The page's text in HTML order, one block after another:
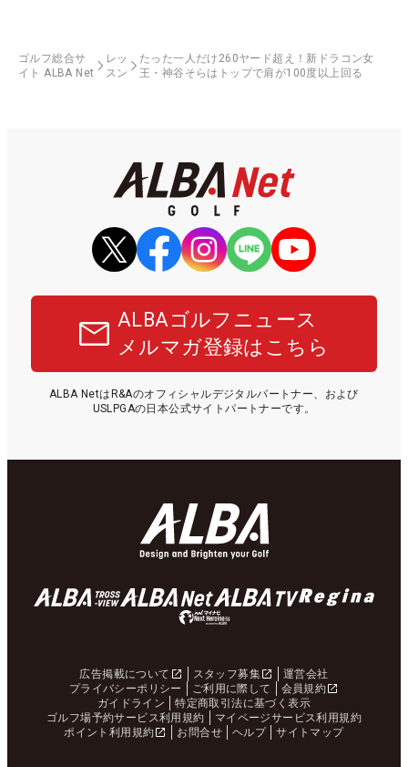
ゴルフ総合サ
イト ALBA Net
レッ
スン
たった一人だけ260ヤード超え！新ドラコン女
王・神谷そらはトップで肩が100度以上回る
ALBAゴルフニュース
メルマガ登録はこちら
ALBA NetはR&Aのオフィシャルデジタルパートナー、および
USLPGAの日本公式サイトパートナーです。
広告掲載について スタッフ募集
運営会社
プライバシーポリシー
ご利用に際して
会員規約
ガイドライン
特定商取引法に基づく表示
ゴルフ場予約サービス利用規約
マイページサービス利用規約
ポイント利用規約
お問合せ ヘルプ サイトマップ